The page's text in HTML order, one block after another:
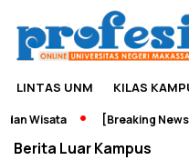
LINTAS UNM KILAS
Wisata [Breaking
Berita Luar Kampus